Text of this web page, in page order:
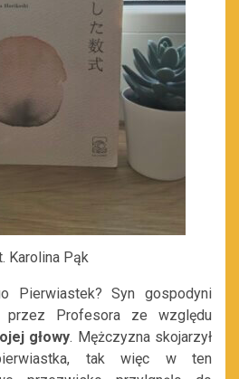
Karolina Pąk
Pierwiastek? Syn gospodyni
przez Profesoraze względu
głowy. Mężczyzna skojarzył
tak więc w ten